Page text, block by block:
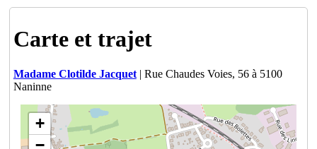
Carte et trajet
Madame Clotilde Jacquet| Rue Chaudes Voies, 56 à 5100
Naninne
+
−